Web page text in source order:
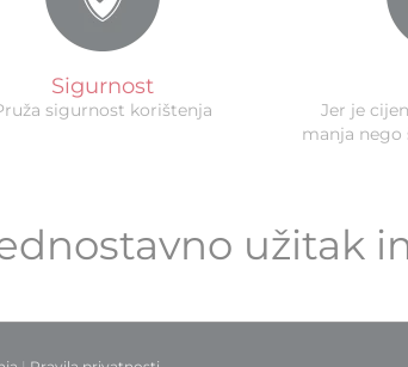
Sigurnost
sigurnost korištenja
Jer je
manja
užitak